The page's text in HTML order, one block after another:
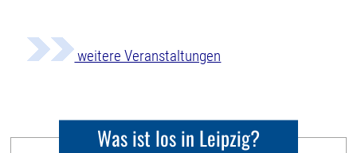
weitere Veranstaltungen
Was ist los in Leipzig?